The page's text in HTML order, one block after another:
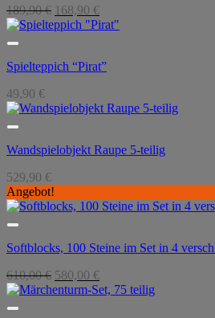
189,90€ Ursprünglicher
Preis
168,90 €Aktueller
Preis
Spielteppich “Pirat”
49,90 €
Wandspielobjekt Raupe 5-teilig
529,90 €
Angebot!
Softblocks, 100 Steine im Set in 4
610,00€ Ursprünglicher
Preis
580,00 €Aktueller
Preis